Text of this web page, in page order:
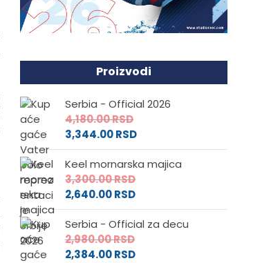
Proizvodi
Serbia - Official 2026
4,180.00RSD
3,344.00RSD
Keel mornarska majica
3,300.00RSD
2,640.00RSD
Serbia - Official za decu
2,980.00RSD
2,384.00RSD